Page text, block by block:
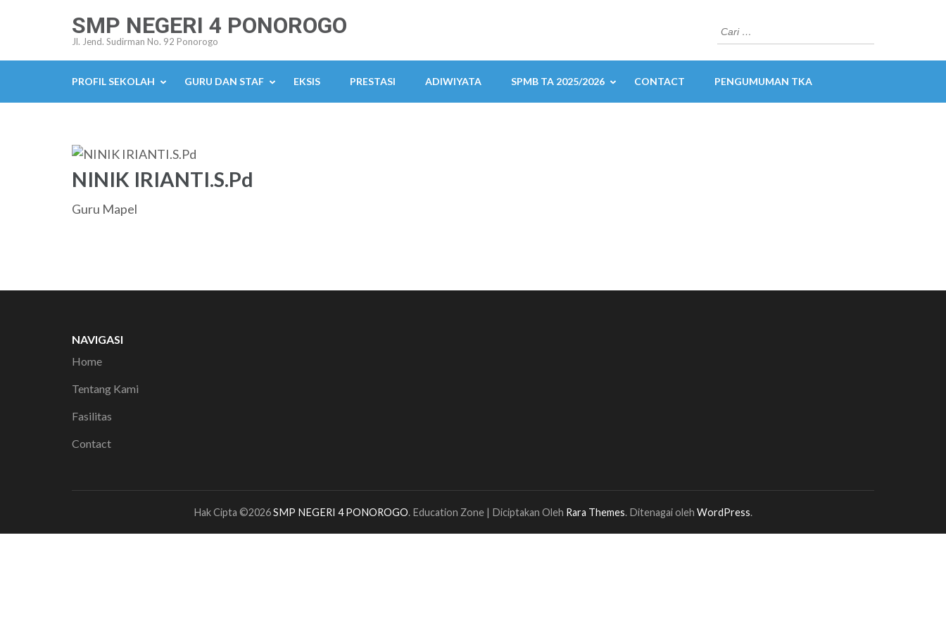
(Tekan
SMP NEGERI 4 PONOROGO
Jl. Jend. Sudirman No. 92 Ponorogo
Cari
untuk:
PROFIL SEKOLAH GURU DAN STAF EKSIS PRESTASI ADIWIYATA SPMB TA 2025/2026 CONTACT PENGUMUMAN TKA
NINIK IRIANTI.S.Pd
Guru Mapel
NAVIGASI
Home
Tentang Kami
Fasilitas
Contact
Hak Cipta ©2026SMP NEGERI 4 PONOROGO. Education Zone | Diciptakan Oleh Rara Themes. Ditenagai oleh WordPress.